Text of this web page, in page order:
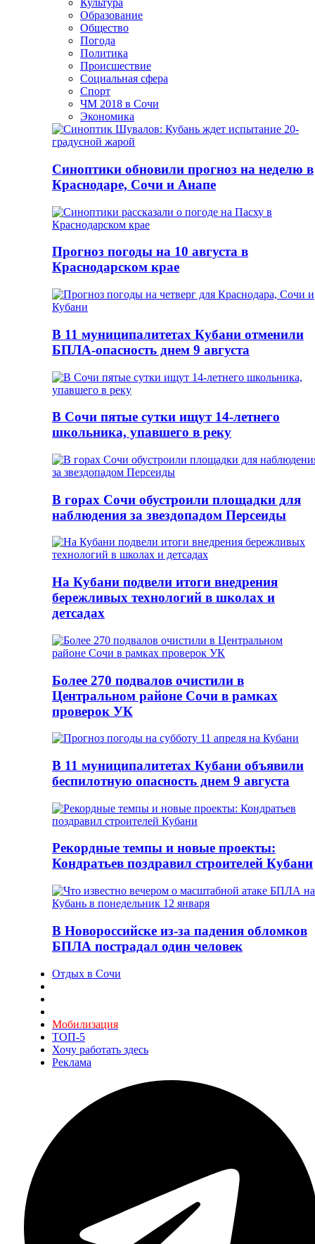
Культура
Образование
Общество
Погода
Политика
Происшествие
Социальная сфера
Спорт
ЧМ 2018 в Сочи
Экономика
Синоптики обновили прогноз на неделю в
Краснодаре, Сочи и Анапе
Прогноз погоды на 10 августа в
Краснодарском крае
В 11 муниципалитетах Кубани отменили
БПЛА-опасность днем 9 августа
В Сочи пятые сутки ищут 14-летнего
школьника, упавшего в реку
В горах Сочи обустроили площадки для
наблюдения за звездопадом Персеиды
На Кубани подвели итоги внедрения
бережливых технологий в школах и
детсадах
Более 270 подвалов очистили в
Центральном районе Сочи в рамках
проверок УК
В 11 муниципалитетах Кубани объявили
беспилотную опасность днем 9 августа
Рекордные темпы и новые проекты:
Кондратьев поздравил строителей Кубани
В Новороссийске из-за падения обломков
БПЛА пострадал один человек
Отдых в Сочи
Мобилизация
ТОП-5
Хочу работать здесь
Реклама